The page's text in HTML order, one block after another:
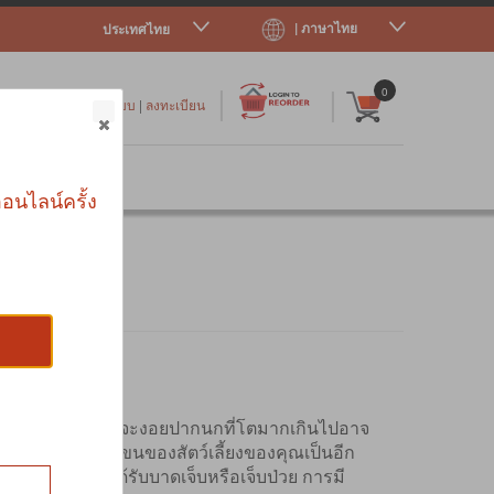
| ภาษาไทย
ประเทศไทย
0
เข้าสู่ระบบ | ลงทะเบียน
ที่ดีของนก การจะงอยปากนกที่โตมากเกินไปอาจ
กรรมการดูแลขนของสัตว์เลี้ยงของคุณเป็นอีก
ง ในกรณีที่ได้รับบาดเจ็บหรือเจ็บป่วย การมี
นไลน์ครั้ง